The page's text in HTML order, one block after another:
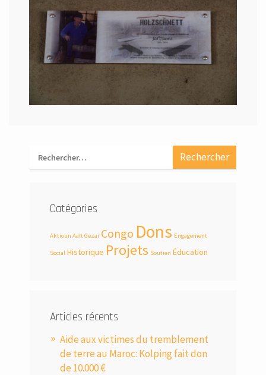
Catégories
Aktioun Aalt Gezai Congo Dons Engagement
Social Historique Projets Soutien Éducation
Articles récents
Aide aux victimes du tremblement
de terre au Maroc: Kolping fait don
de 10.000 €